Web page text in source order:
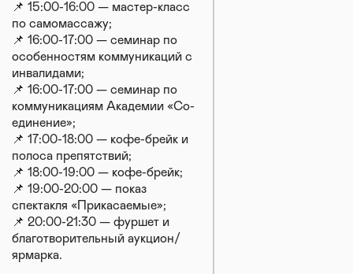
📌 15:00-16:00 — мастер-класс
по самомассажу;
📌 16:00-17:00 — семинар по
особенностям коммуникаций с
инвалидами;
📌 16:00-17:00 — семинар по
коммуникациям Академии «Со-
единение»;
📌 17:00-18:00 — кофе-брейк и
полоса препятствий;
📌 18:00-19:00 — кофе-брейк;
📌 19:00-20:00 — показ
спектакля «Прикасаемые»;
📌 20:00-21:30 — фуршет и
благотворительный аукцион/
ярмарка.